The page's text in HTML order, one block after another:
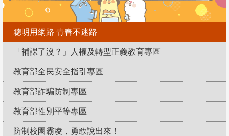
聰明用網路 青春不迷路
「補課了沒？」人權及轉型正義教育專區
教育部全民安全指引專區
教育部詐騙防制專區
教育部性別平等專區
防制校園霸凌，勇敢說出來！